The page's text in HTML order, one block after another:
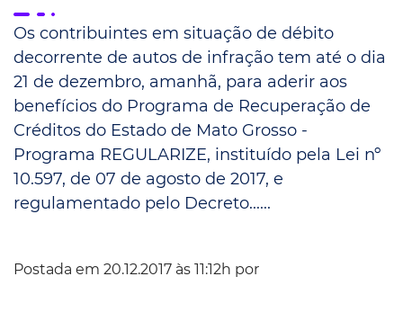
Os contribuintes em situação de débito
decorrente de autos de infração tem até o dia
21 de dezembro, amanhã, para aderir aos
benefícios do Programa de Recuperação de
Créditos do Estado de Mato Grosso -
Programa REGULARIZE, instituído pela Lei nº
10.597, de 07 de agosto de 2017, e
regulamentado pelo Decreto......
Postada em 20.12.2017 às 11:12h por